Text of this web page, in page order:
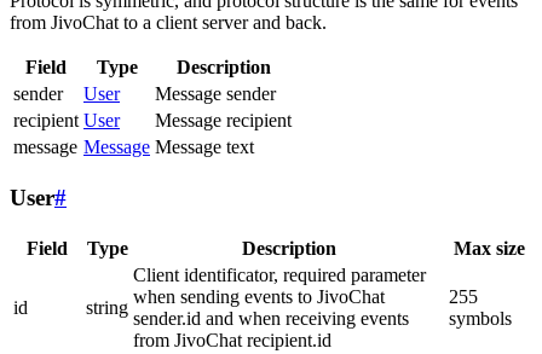
from JivoChat to a client server and back.
Field Type
Description
sender
User
Message sender
recipient User
Message recipient
message Message Message text
User#
Field Type Description Max size
id string
Client identificator, required parameter
when sending events to JivoChat
sender.id and when receiving events
from JivoChat recipient.id
255
symbols